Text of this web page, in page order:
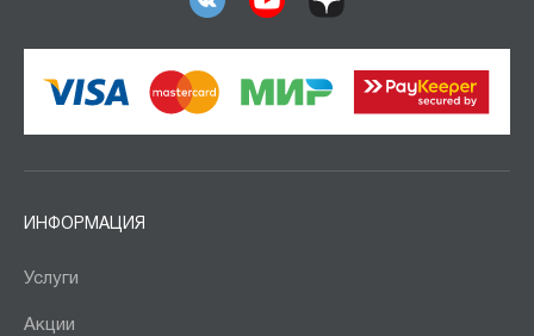
ИНФОРМАЦИЯ
Услуги
Акции